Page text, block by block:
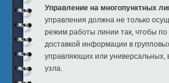
Управление на многопунктных
управления должна не только
режим работы линии так, чтобы по
доставкой информации в
управляющих или универсальных,
узла.